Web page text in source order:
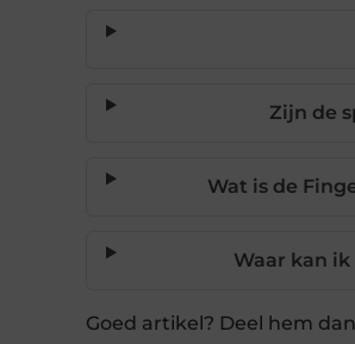
Zijn de
Wat is de
Waar kan
Goed artikel? Deel hem